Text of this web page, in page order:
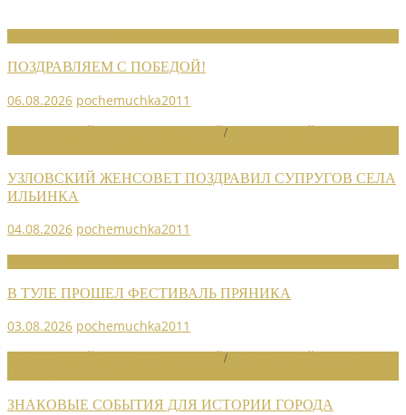
ПОЗДРАВЛЯЕМ С ПОБЕДОЙ!
06.08.2026 pochemuchka2011
/
УЗЛОВСКИЙ ЖЕНСОВЕТ ПОЗДРАВИЛ СУПРУГОВ СЕЛА
ИЛЬИНКА
04.08.2026 pochemuchka2011
В ТУЛЕ ПРОШЕЛ ФЕСТИВАЛЬ ПРЯНИКА
03.08.2026 pochemuchka2011
/
ЗНАКОВЫЕ СОБЫТИЯ ДЛЯ ИСТОРИИ ГОРОДА